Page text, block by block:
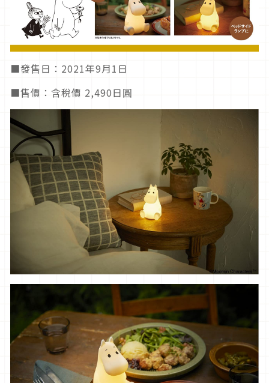
■發售日：2021年9月1日
■售價：含稅價 2,490日圓